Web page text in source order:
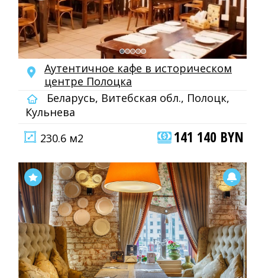
Аутентичное кафе в историческом
центре Полоцка
Беларусь, Витебская обл., Полоцк,
Кульнева
230.6 м2
141 140 BYN